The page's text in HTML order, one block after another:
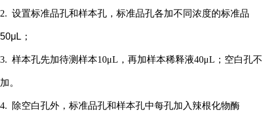
2. 设置标准品孔和样本孔 ，标准品孔各加不同浓度的标准品
50μL；
3. 样本孔先加待测样本10μL，再加样本稀释液40μL； 空白孔不
加。
4. 除空白孔外， 标准品孔和样本孔中每孔加入辣根化物酶